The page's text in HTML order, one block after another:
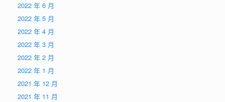
2022 年 6 月
2022 年 5 月
2022 年 4 月
2022 年 3 月
2022 年 2 月
2022 年 1 月
2021 年 12 月
2021 年 11 月